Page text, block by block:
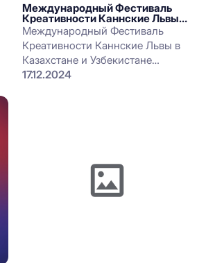
Международный Фестиваль
Креативности Каннские Львы
2025
Международный Фестиваль
Креативности Каннские Львы в
Казахстане и Узбекистане
открывает регистрацию
17.12.2024